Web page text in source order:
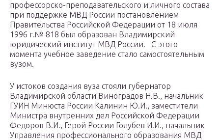
профессорско-преподавательского и личного состава
при поддержке МВД России постановлением
Правительства Российской Федерации от 18 июля
1996 г.№ 818 был образован Владимирский
юридический институт МВД России. С этого
момента учебное заведение стало самостоятельным
вузом.
У истоков создания вуза стояли губернатор
Владимирской области Виноградов Н.В., начальник
ГУИН Минюста России Калинин Ю.И., заместители
Министра внутренних дел Российской Федерации
Федоров В.И., Герой России Голубев И.И., начальник
Управления профессионального образования МВД